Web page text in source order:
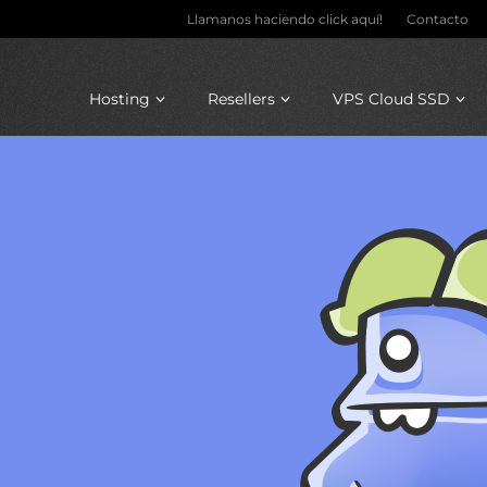
Llamanos haciendo click aquí! Contacto
Hosting Resellers VPS Cloud SSD